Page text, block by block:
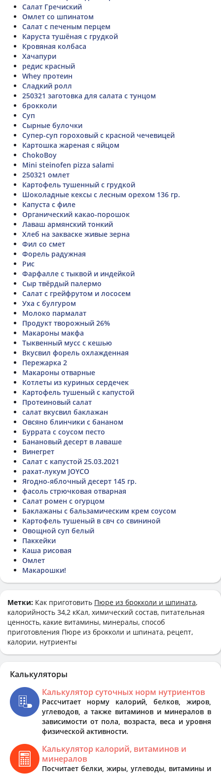
Салат Гречиский
Омлет со шпинатом
Салат с печеным перцем
Каруста тушёная с грудкой
Кровяная колбаса
Хачапури
редис красный
Whey протеин
Сладкий ролл
250321 заготовка для салата с тунцом
брокколи
Суп
Сырные булочки
Супер-суп гороховый с красной чечевицей
Картошка жареная с яйцом
ChokoBoy
Mini steinofen pizza salami
250321 омлет
Картофель тушенный с грудкой
Шоколадные кексы с лесным орехом 136 гр.
Капуста с филе
Органический какао-порошок
Лаваш армянский тонкий
Хлеб на закваске живые зерна
Фил со смет
Форель радужная
Рис
Фарфалле с тыквой и индейкой
Сыр твёрдый палермо
Салат с грейфрутом и лососем
Уха с булгуром
Молоко пармалат
Продукт творожный 26%
Макароны макфа
Тыквенный мусс с кешью
Вкусвил форель охлажденная
Пережарка 2
Макароны отварные
Котлеты из куриных сердечек
Картофель тушеный с капустой
Протеиновый салат
салат вкусвил баклажан
Овсяно блинчики с бананом
Буррата с соусом песто
Банановый десерт в лаваше
Винегрет
Салат с капустой 25.03.2021
рахат-лукум JOYCO
Ягодно-яблочный десерт 145 гр.
фасоль стрючковая отварная
Салат ромен с огурцом
Баклажаны с бальзамическим крем соусом
Картофель тушеный в свч со свининой
Овощной суп белый
Паккейки
Каша рисовая
Омлет
Макарошки!
Метки: Как приготовить Пюре из брокколи и шпината,
калорийность 34,2 кКал, химический состав, питательная
ценность, какие витамины, минералы, способ
приготовления Пюре из брокколи и шпината, рецепт,
калории, нутриенты
Калькуляторы
Калькулятор суточных норм нутриентов
Рассчитает норму калорий, белков, жиров,
углеводов, а также витаминов и минералов в
зависимости от пола, возраста, веса и уровня
физической активности.
Калькулятор калорий, витаминов и
минералов
Посчитает белки, жиры, углеводы, витамины и